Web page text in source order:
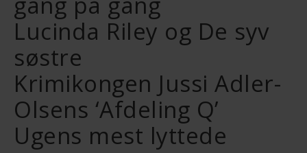
Lucinda Riley og De syv
søstre
Krimikongen Jussi Adler-
Olsens ‘Afdeling Q’
Ugens mest lyttede